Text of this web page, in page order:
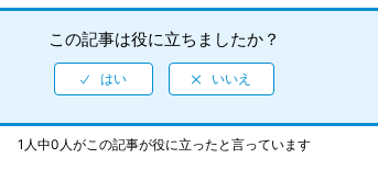
この記事は役に立ちましたか？
1人中0人がこの記事が役に立ったと言っています